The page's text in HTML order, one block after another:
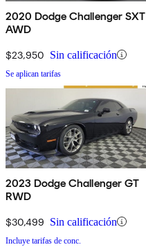
2020 Dodge Challenger SXT
AWD
$23,950 Sin calificación
Se aplican tarifas
2023 Dodge Challenger GT
RWD
$30,499 Sin calificación
Incluye tarifas de conc.